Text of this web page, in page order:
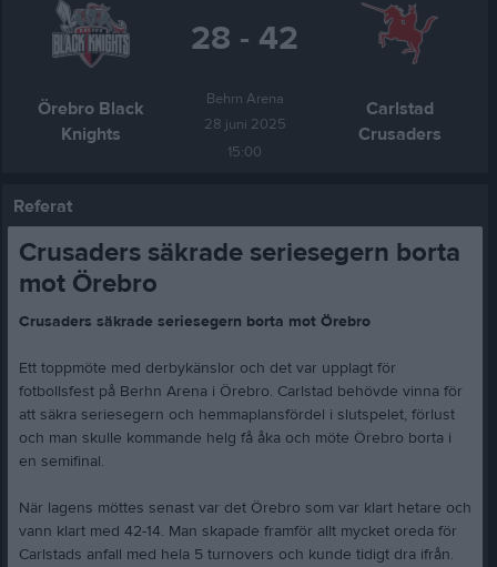
Örebro Black
Knights
28 - 42
Behrn Arena
28 juni 2025
15:00
Carlstad
Crusaders
Referat
Crusaders säkrade seriesegern borta
mot Örebro
Crusaders säkrade seriesegern borta mot Örebro
Ett toppmöte med derbykänslor och det var upplagt för
fotbollsfest på Berhn Arena i Örebro. Carlstad behövde vinna för
att säkra seriesegern och hemmaplansfördel i slutspelet, förlust
och man skulle kommande helg få åka och möte Örebro borta i
en semifinal.
När lagens möttes senast var det Örebro som var klart hetare och
vann klart med 42-14. Man skapade framför allt mycket oreda för
Carlstads anfall med hela 5 turnovers och kunde tidigt dra ifrån.